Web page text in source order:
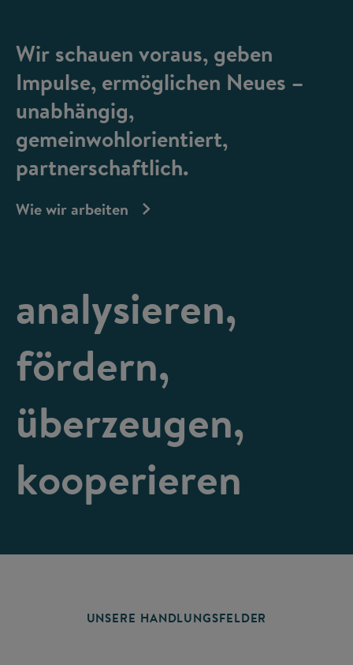
Wir schauen voraus, geben
Impulse, ermöglichen Neues –
unabhängig,
gemeinwohlorientiert,
partnerschaftlich.
Wie wir arbeiten
analysieren,
fördern,
überzeugen,
kooperieren
UNSERE HANDLUNGSFELDER